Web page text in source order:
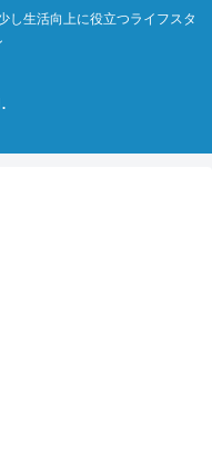
し生活向上に役立つライフスタ